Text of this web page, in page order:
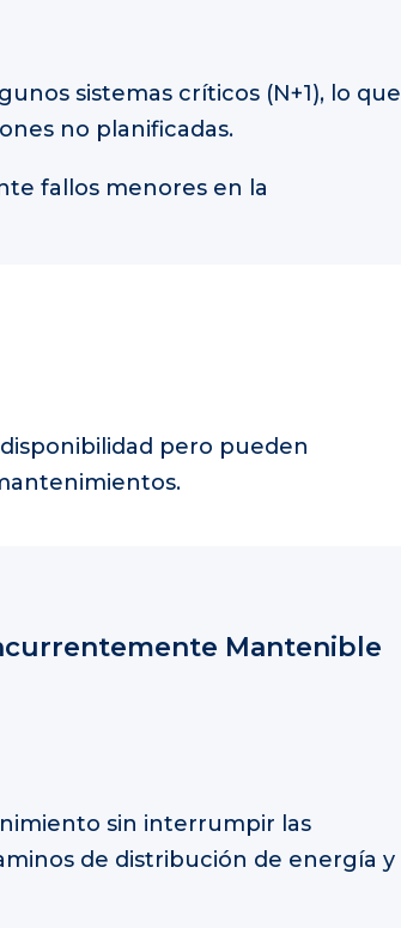
sistemas críticos (N+1), lo que
no planificadas.
fallos menores en la
pero pueden
Mantenible
sin interrumpir las
de distribución de energía y